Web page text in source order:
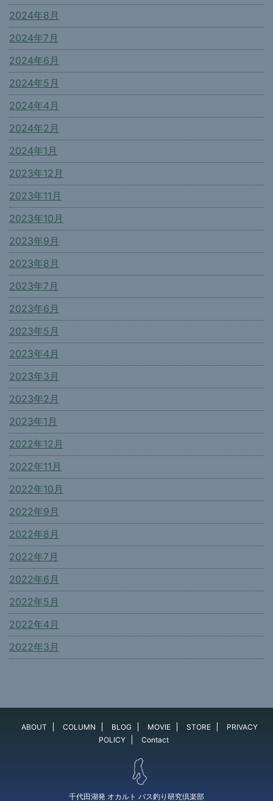
2024年8月
2024年7月
2024年6月
2024年5月
2024年4月
2024年2月
2024年1月
2023年12月
2023年11月
2023年10月
2023年9月
2023年8月
2023年7月
2023年6月
2023年5月
2023年4月
2023年3月
2023年2月
2023年1月
2022年12月
2022年11月
2022年10月
2022年9月
2022年8月
2022年7月
2022年6月
2022年5月
2022年4月
2022年3月
ABOUT COLUMN BLOG MOVIE STORE
PRIVACY
POLICY
Contact
千代田湖発 オカルト バス釣り研究倶楽部